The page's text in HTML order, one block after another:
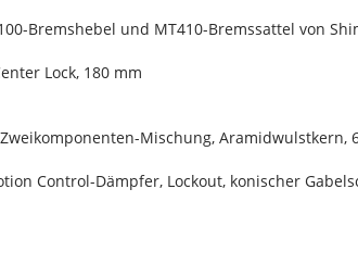
Bremshebel und MT410-Bremssattel von
Lock, 180 mm
Mischung, Aramidwulstkern,
Control-Dämpfer, Lockout, konischer